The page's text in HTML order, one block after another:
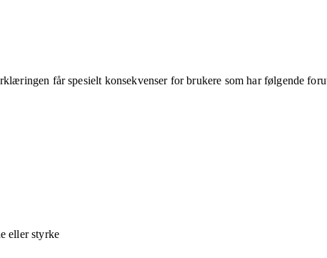
får spesielt konsekvenser for brukere som har følgende
eller styrke